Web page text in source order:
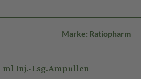
Marke: Ratiopharm
Inj.-Lsg.Ampullen